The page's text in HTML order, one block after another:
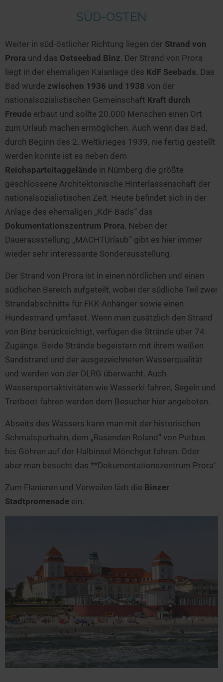
SÜD-OSTEN
Weiter in süd-östlicher Richtung liegen der Strand von
Prora und das Ostseebad Binz. Der Strand von Prora
liegt in der ehemaligen Kaianlage des KdF Seebads. Das
Bad wurde zwischen 1936 und 1938 von der
nationalsozialistischen Gemeinschaft Kraft durch
Freude erbaut und sollte 20.000 Menschen einen Ort
zum Urlaub machen ermöglichen. Auch wenn das Bad,
durch Beginn des 2. Weltkrieges 1939, nie fertig gestellt
werden konnte ist es neben dem
Reichsparteitaggelände in Nürnberg die größte
geschlossene Architektonische Hinterlassenschaft der
nationalsozialistischen Zeit. Heute befindet sich in der
Anlage des ehemaligen „KdF-Bads“ das
Dokumentationszentrum Prora. Neben der
Dauerausstellung „MACHTUrlaub“ gibt es hier immer
wieder sehr interessante Sonderausstellung.
Der Strand von Prora ist in einen nördlichen und einen
südlichen Bereich aufgeteilt, wobei der südliche Teil zwei
Strandabschnitte für FKK-Anhänger sowie einen
Hundestrand umfasst. Wenn man zusätzlich den Strand
von Binz berücksichtigt, verfügen die Strände über 74
Zugänge. Beide Strände begeistern mit ihrem weißen
Sandstrand und der ausgezeichneten Wasserqualität
und werden von der DLRG überwacht. Auch
Wassersportaktivitäten wie Wasserki fahren, Segeln und
Tretboot fahren werden dem Besucher hier angeboten.
Abseits des Wassers kann man mit der historischen
Schmalspurbahn, dem „Rasenden Roland“ von Putbus
bis Göhren auf der Halbinsel Mönchgut fahren. Oder
aber man besucht das **Dokumentationszentrum Prora"
Zum Flanieren und Verweilen lädt die Binzer
Stadtpromenade ein.